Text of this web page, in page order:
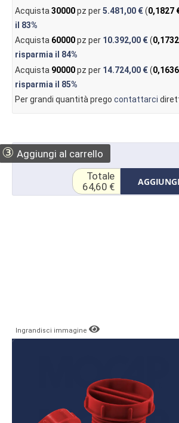
Acquista 30000pz per5.481,00 €(0,1827
il 83%
Acquista 60000pz per 10.392,00 €(
risparmia il 84%
Acquista 90000pz per 14.724,00 €(
risparmia il 85%
Per grandi quantità prego contattarci
③ Aggiungi al carrello
Totale
64,60 €
Ingrandisci immagine